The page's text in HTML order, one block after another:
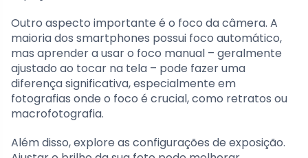
Outro aspecto importante é o foco da câmera. A
maioria dos smartphones possui foco automático,
mas aprender a usar o foco manual – geralmente
ajustado ao tocar na tela – pode fazer uma
diferença significativa, especialmente em
fotografias onde o foco é crucial, como retratos ou
macrofotografia.
Além disso, explore as configurações de exposição.